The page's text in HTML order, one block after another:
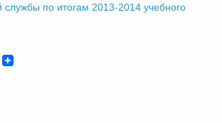
службы по итогам 2013-2014 учебного